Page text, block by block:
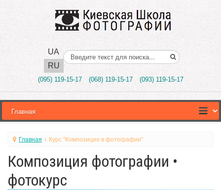
UA
RU
Поиск..
(095) 119-15-17 (068) 119-15-17 (093) 119-15-17
Главная Курс "Композиция в фотографии"
Композиция фотографии •
фотокурс